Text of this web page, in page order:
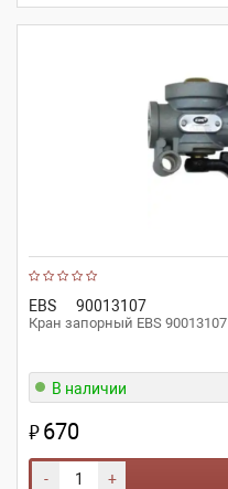
EBS 90013107
Кран запорный EBS 90013107
В наличии
₽670
- +